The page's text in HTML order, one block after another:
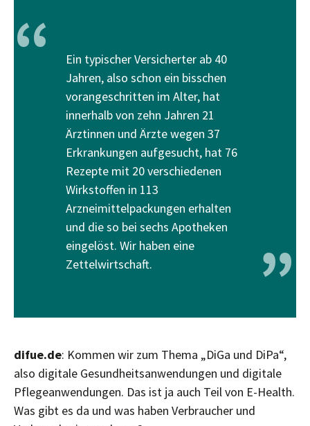
“
Ein typischer Versicherter ab 40
Jahren, also schon ein bisschen
vorangeschritten im Alter, hat
innerhalb von zehn Jahren 21
Ärztinnen und Ärzte wegen 37
Erkrankungen aufgesucht, hat 76
Rezepte mit 20 verschiedenen
Wirkstoffen in 113
Arzneimittelpackungen erhalten
und die so bei sechs Apotheken
eingelöst. Wir haben eine
Zettelwirtschaft.
”
difue.de: Kommen wir zum Thema „DiGa und DiPa“,
also digitale Gesundheitsanwendungen und digitale
Pflegeanwendungen. Das ist ja auch Teil von E-Health.
Was gibt es da und was haben Verbraucher und